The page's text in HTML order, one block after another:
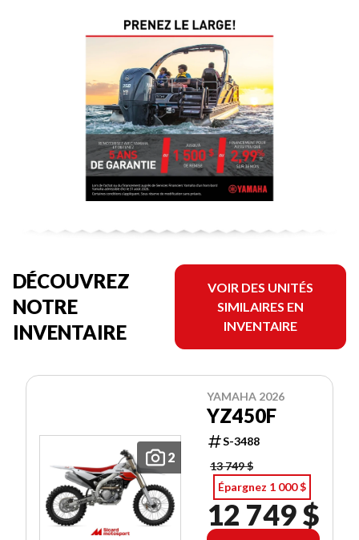
DÉCOUVREZ
NOTRE
INVENTAIRE
VOIR DES UNITÉS
SIMILAIRES EN
INVENTAIRE
2
YAMAHA 2026
YZ450F
S-3488
13 749 $
Épargnez 1 000 $
12 749 $